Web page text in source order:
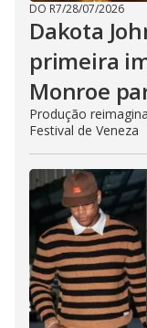
DO R7/28/07/2026
Dakota
primeira
Monroe
Produção
Festival de Veneza